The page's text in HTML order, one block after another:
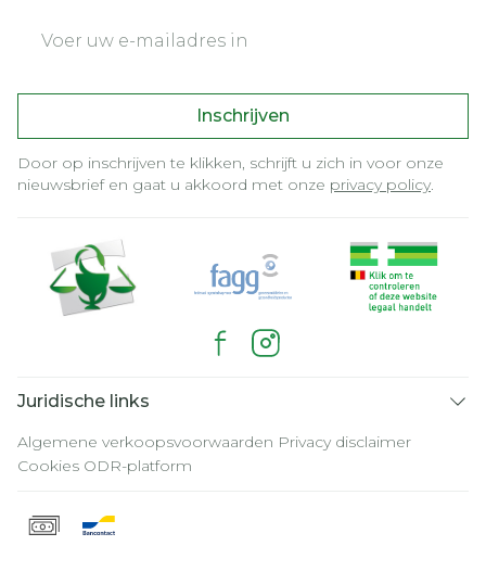
Inschrijven
Door op inschrijven te klikken, schrijft u zich in voor onze
nieuwsbrief en gaat u akkoord met onze privacy policy.
Juridische links
Algemene verkoopsvoorwaarden Privacy disclaimer
Cookies ODR-platform